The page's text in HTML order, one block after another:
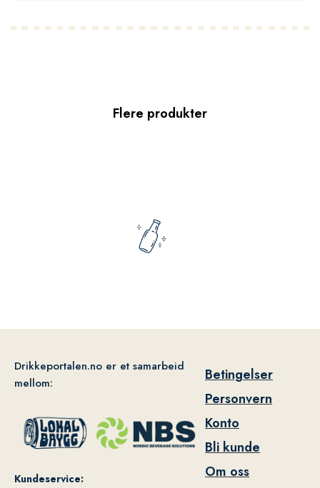
Flere produkter
Drikkeportalen.no er et samarbeid
mellom:
Kundeservice:
Betingelser
Personvern
Konto
Bli kunde
Om oss